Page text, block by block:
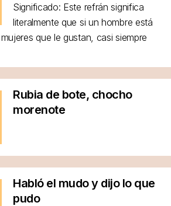
Significado: Este refrán significa
literalmente que si un hombre está
que le gustan, casi siempre
Rubia de bote, chocho
morenote
Habló el mudo y dijo lo que
pudo